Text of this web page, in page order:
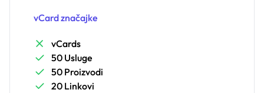
vCard značajke
vCards
50 Usluge
50 Proizvodi
20 Linkovi